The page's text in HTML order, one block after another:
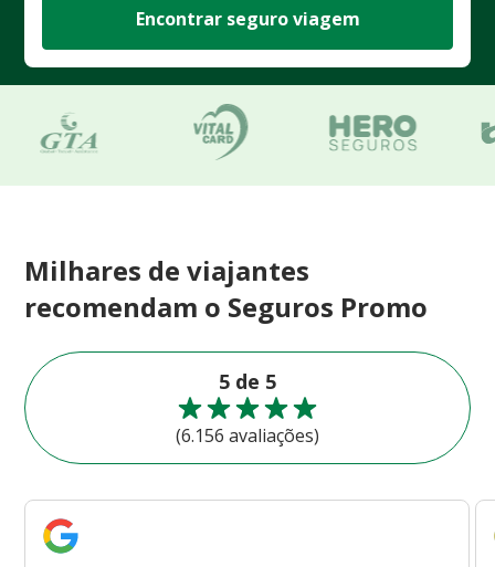
Encontrar seguro viagem
Milhares de viajantes
recomendam o Seguros Promo
5 de 5
(6.156 avaliações)